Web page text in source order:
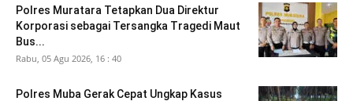
Polres Muratara Tetapkan Dua Direktur
Korporasi sebagai Tersangka Tragedi Maut
Bus...
Rabu, 05 Agu 2026, 16 : 40
Polres Muba Gerak Cepat Ungkap Kasus